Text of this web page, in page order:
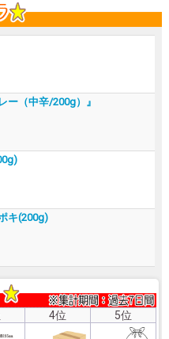
ー（中辛/200g）』
キ(200g)
4位 5位